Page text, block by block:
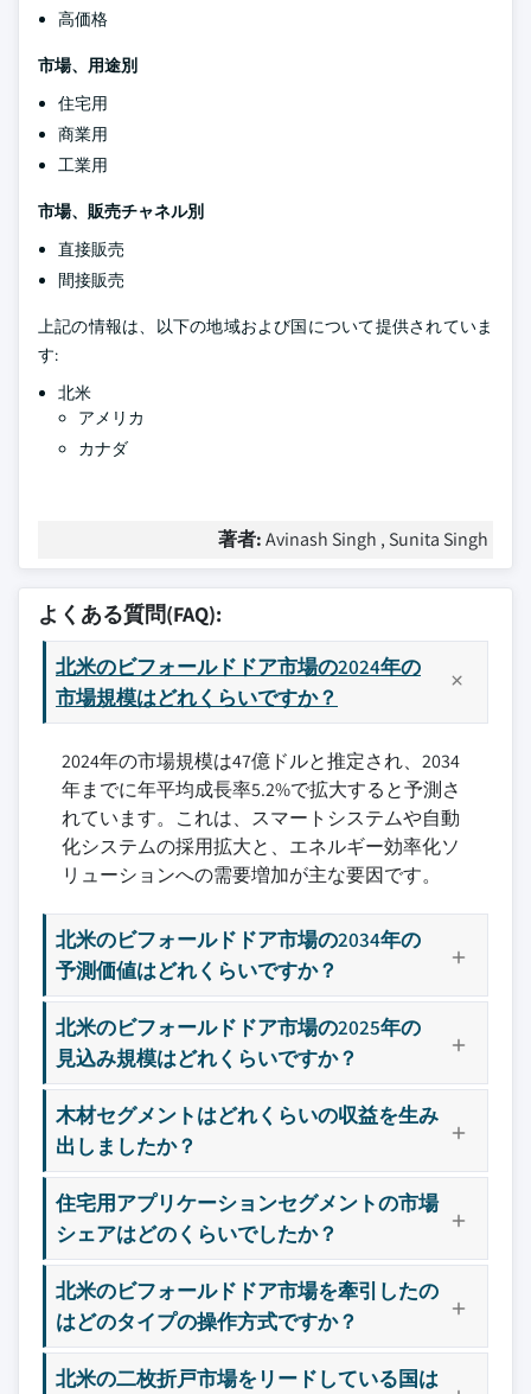
高価格
市場、用途別
住宅用
商業用
工業用
市場、販売チャネル別
直接販売
間接販売
上記の情報は、以下の地域および国について提供されていま
す:
北米
アメリカ
カナダ
著者:Avinash Singh , Sunita Singh
よくある質問(FAQ):
北米のビフォールドドア市場の2024年の
市場規模はどれくらいですか？
2024年の市場規模は47億ドルと推定され、2034
年までに年平均成長率5.2%で拡大すると予測さ
れています。これは、スマートシステムや自動
化システムの採用拡大と、エネルギー効率化ソ
リューションへの需要増加が主な要因です。
北米のビフォールドドア市場の2034年の
予測価値はどれくらいですか？
北米のビフォールドドア市場の2025年の
見込み規模はどれくらいですか？
木材セグメントはどれくらいの収益を生み
出しましたか？
住宅用アプリケーションセグメントの市場
シェアはどのくらいでしたか？
北米のビフォールドドア市場を牽引したの
はどのタイプの操作方式ですか？
北米の二枚折戸市場をリードしている国は